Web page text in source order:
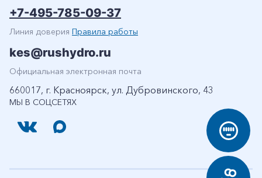
МЫ В СОЦСЕТЯХ
+7-495-785-09-37
Линия доверия Правила работы
kes@rushydro.ru
Официальная электронная почта
660017, г. Красноярск, ул. Дубровинского, 43